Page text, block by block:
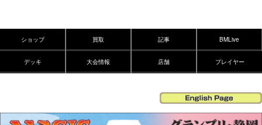
ショップ 買取 記事 BMLive
デッキ 大会情報 店舗 プレイヤー